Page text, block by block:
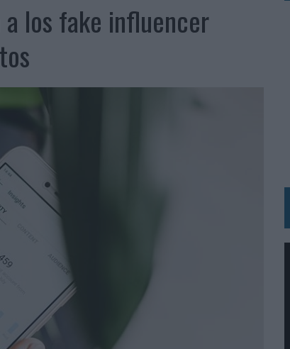
DE MARCA EN IBIZA
Y SUPERA AL MÓVIL COMO DISPOSITIVO MÁS UTILIZADO
COMERCIAL GLOBAL
EN CORNETTO, CALIPPO Y SOLERO
HISTÓRICO EN ACTIVOS CULTURALES Y ECONÓMICOS
DE SUS RELACIONES CON LOS MEDIOS
ÚLTIMA CAMPAÑA INTERNACIONAL
A LARGO PLAZO Y LA MEDICIÓN SON DOS CARAS DE LA MISMA
los fake influencer